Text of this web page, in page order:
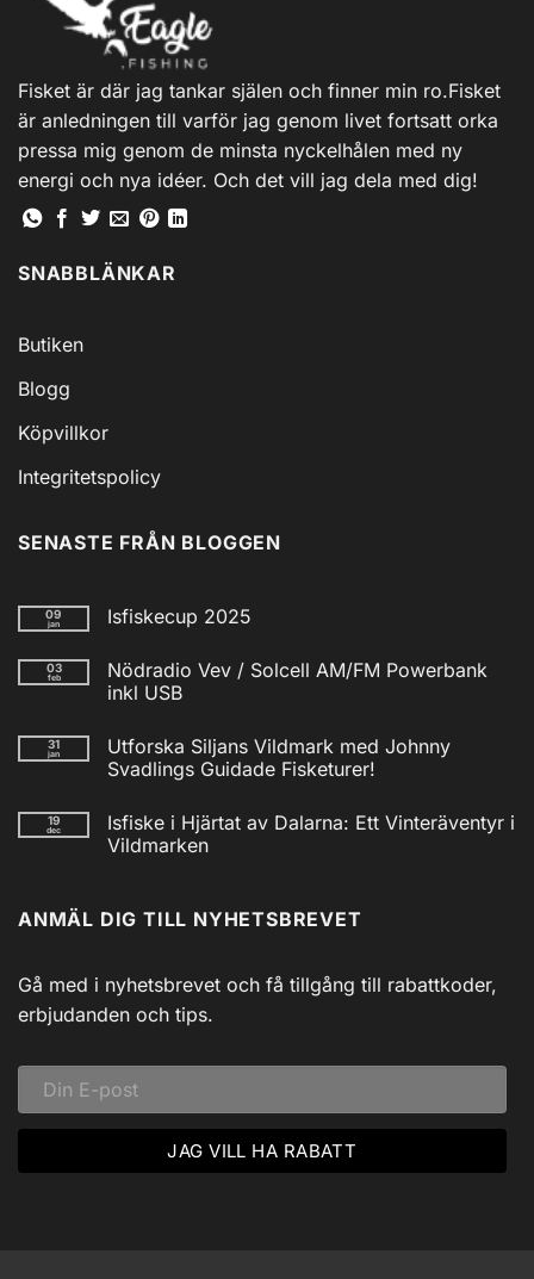
Fisket är där jag tankar själen och finner min ro.Fisket
är anledningen till varför jag genom livet fortsatt orka
pressa mig genom de minsta nyckelhålen med ny
energi och nya idéer. Och det vill jag dela med dig!
SNABBLÄNKAR
Butiken
Blogg
Köpvillkor
Integritetspolicy
SENASTE FRÅN BLOGGEN
09
jan Isfiskecup 2025
till
Isfiskecup
2025
03
feb
Nödradio Vev / Solcell AM/FM Powerbank
inkl USB
till
Nödradio
Vev
AM/FM
Powerbank
inkl
31
jan
Utforska Siljans Vildmark med Johnny
Svadlings Guidade Fisketurer!
till
Utforska
Siljans
Svadlings
Guidade
19
dec
Isfiske i Hjärtat av Dalarna: Ett Vinteräventyr i
Vildmarken
Isfiske
i
Dalarna:
Ett
Vinteräventyr
i
ANMÄL DIG TILL NYHETSBREVET
Gå med i nyhetsbrevet och få tillgång till rabattkoder,
erbjudanden och tips.